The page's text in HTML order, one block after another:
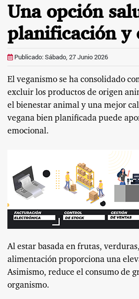
Una opción
planificación y
Publicado: Sábado, 27 Junio 2026
El veganismo se ha consolidado
excluir los productos de origen
el bienestar animal y una mejor
vegana bien planificada puede
emocional.
Al estar basada en frutas,
alimentación proporciona una
Asimismo, reduce el consumo de
organismo.